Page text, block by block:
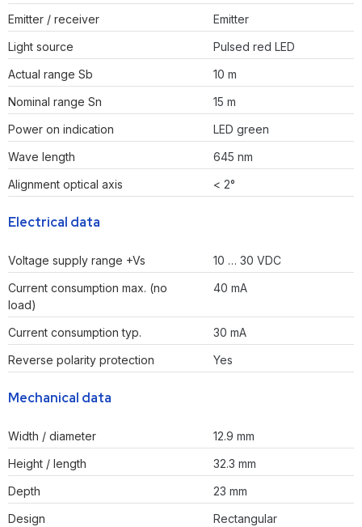
Emitter / receiver
Emitter
Light source
Pulsed red LED
Actual range Sb
10 m
Nominal range Sn
15 m
Power on indication
LED green
Wave length
645 nm
Alignment optical axis
< 2°
Electrical data
Voltage supply range +Vs
10 … 30 VDC
Current consumption max. (no
load)
40 mA
Current consumption typ.
30 mA
Reverse polarity protection
Yes
Mechanical data
Width / diameter
12.9 mm
Height / length
32.3 mm
Depth
23 mm
Design
Rectangular